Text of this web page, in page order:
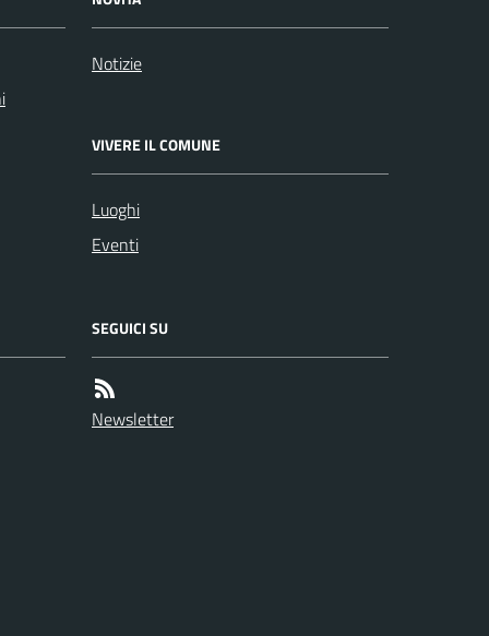
Notizie
VIVERE IL COMUNE
Luoghi
Eventi
SEGUICI SU
Newsletter